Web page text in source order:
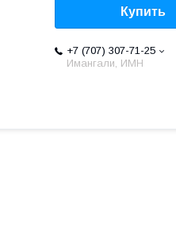
Купить
+7 (707) 307-71-25
Имангали, ИМН